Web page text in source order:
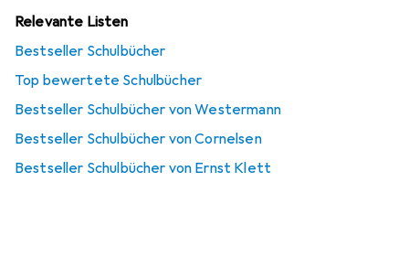
Relevante Listen
Bestseller Schulbücher
Top bewertete Schulbücher
Bestseller Schulbücher von Westermann
Bestseller Schulbücher von Cornelsen
Bestseller Schulbücher von Ernst Klett